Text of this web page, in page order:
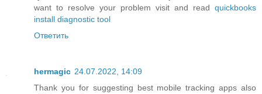
want to resolve your problem visit and read quickbooks
install diagnostic tool
Ответить
hermagic 24.07.2022, 14:09
Thank you for suggesting best mobile tracking apps also